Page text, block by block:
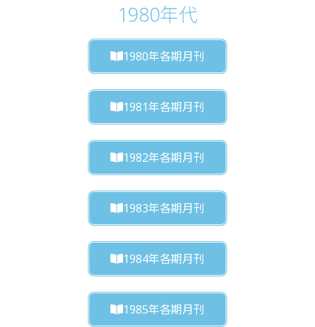
1980年代
1980年各期月刊
1981年各期月刊
1982年各期月刊
1983年各期月刊
1984年各期月刊
1985年各期月刊